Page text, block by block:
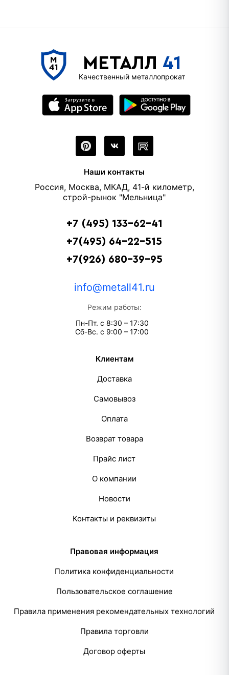
МЕТАЛЛ 41
Качественный металлопрокат
Наши контакты
Россия, Москва, МКАД, 41-й километр,
строй-рынок "Мельница"
+7 (495) 133-62-41
+7(495) 64-22-515
+7(926) 680-39-95
info@metall41.ru
Режим работы:
Пн-Пт. с 8:30 – 17:30
Сб-Вс. с 9:00 – 17:00
Клиентам
Доставка
Самовывоз
Оплата
Возврат товара
Прайс лист
О компании
Новости
Контакты и реквизиты
Правовая информация
Политика конфиденциальности
Пользовательское соглашение
Правила применения рекомендательных технологий
Правила торговли
Договор оферты